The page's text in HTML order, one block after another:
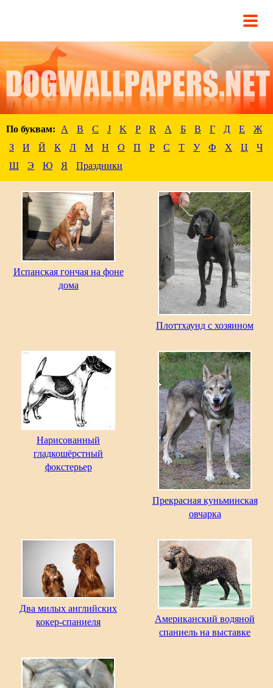
По буквам: A B C J K P R А Б В Г Д Е
Ж
З
И Й К Л М Н О П Р С Т У Ф Х Ц
Ч
Ш
Э Ю Я Праздники
Испанская гончая на фоне
дома
Плоттхаунд с хозяином
Нарисованный
гладкошёрстный
фокстерьер
Прекрасная куньминская
овчарка
Два милых английских
кокер-спаниеля
Американский водяной
спаниель на выставке